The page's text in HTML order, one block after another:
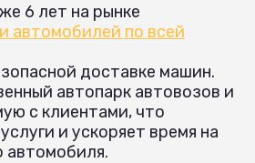
6 лет на рынке
автомобилей по всей
доставке машин.
автопарк автовозов и
с клиентами, что
и ускоряет время на
автомобиля.